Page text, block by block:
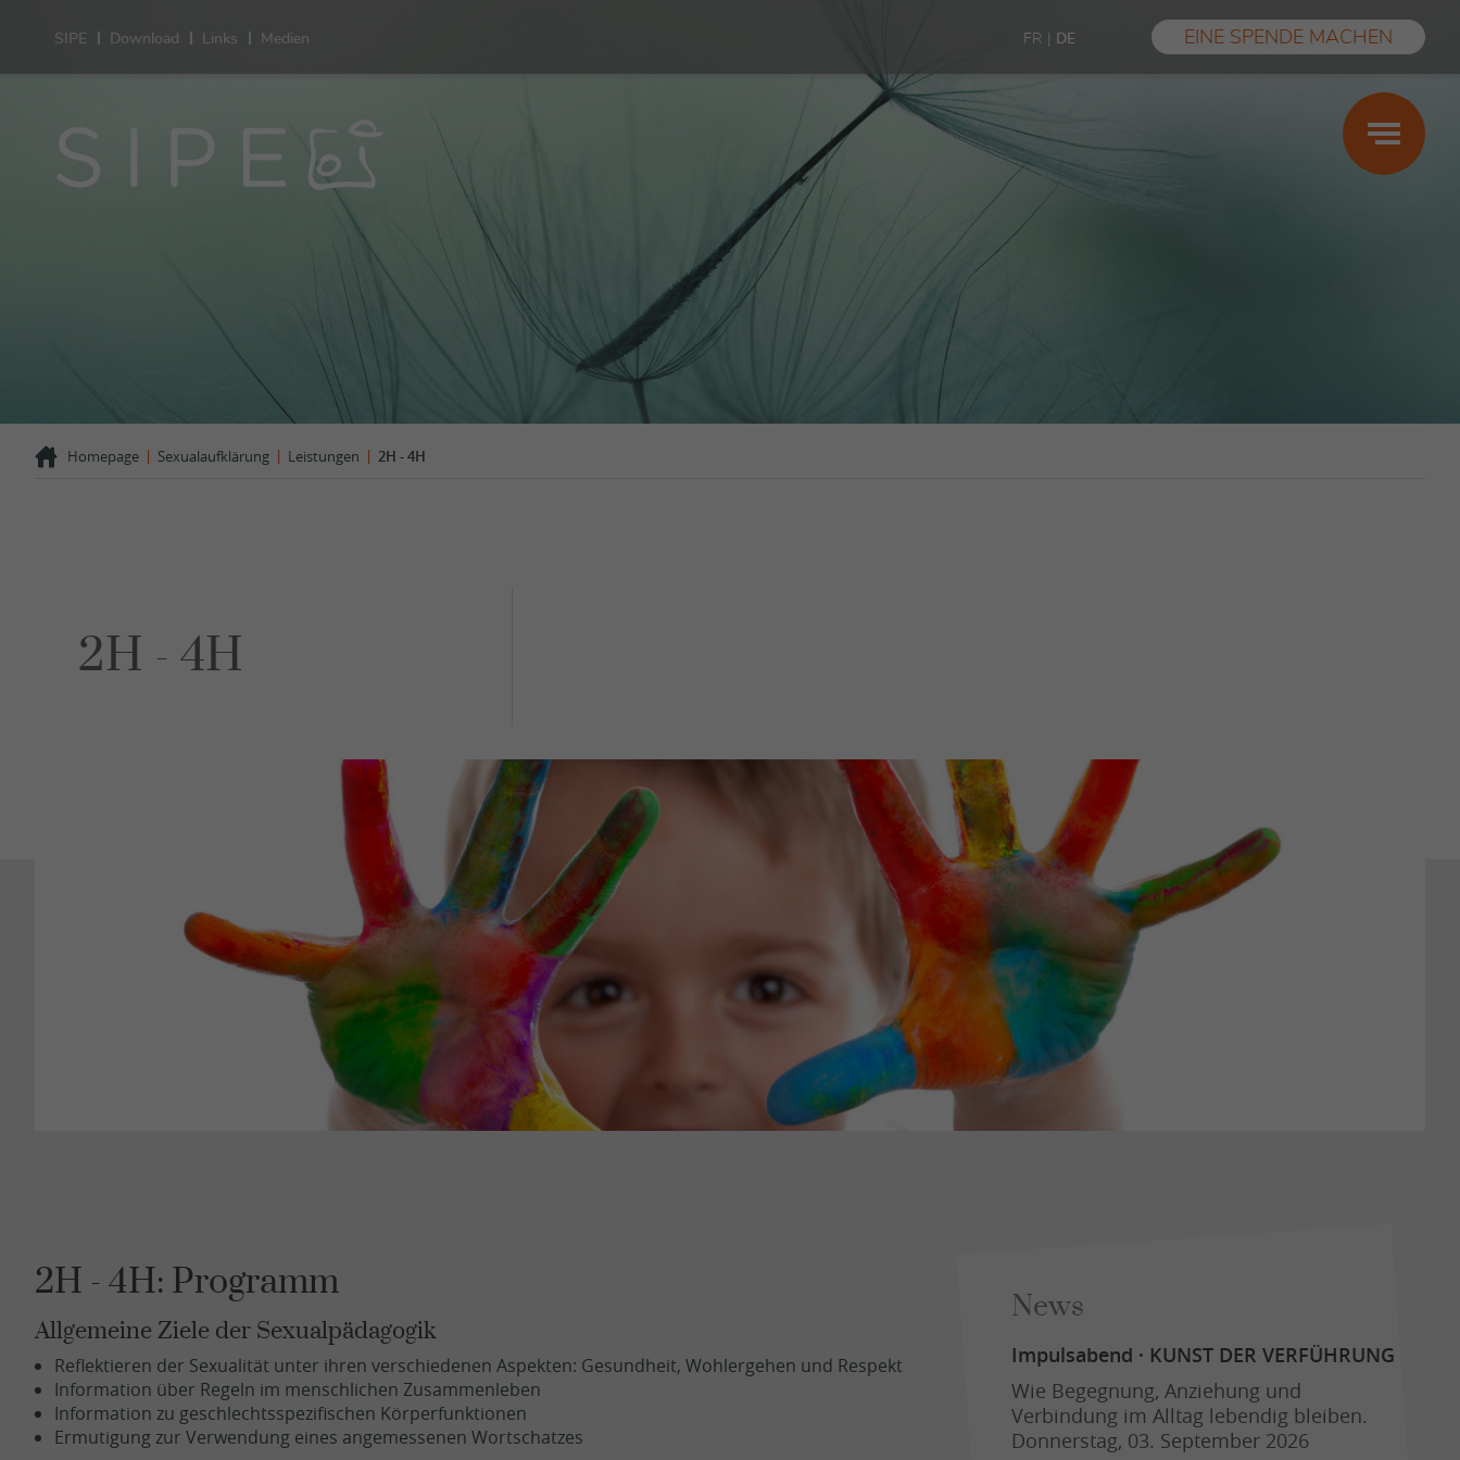
Sexuelle
Gesundheit
Leistungen
Verhütung, Notfallverhütung,
Schwangerschatstest
Ungewollte Schwangerschaft
Sexuelle Gewalt
Auffälliges Sexualverhalten
Paarberatung
Beratungsarten
Sexuelle Gewalt
Tarife
Erfahrungsberichte
Bücher
Schwanger-,
Mutter-,
Vaterschaft
Leistungen
Finanzielle Unterstützung
Les conseils des centres SIPE (nur auf
Französisch)
Beratungszentren
Monthey
Siders
Brig
Vorgeschichte
Spende
Download Links
SIPE Download Links Medien EINE SPENDE MACHEN
FR DE
Homepage | Sexualaufklärung | Leistungen | 2H - 4H
2H - 4H
2H - 4H: Programm
Allgemeine Ziele der Sexualpädagogik
Reflektieren der Sexualität unter ihren verschiedenen Aspekten: Gesundheit, Wohlergehen und Respekt
Information über Regeln im menschlichen Zusammenleben
Information zu geschlechtsspezifischen Körperfunktionen
Ermutigung zur Verwendung eines angemessenen Wortschatzes
News
Impulsabend · KUNST DER VERFÜHRUNG
Wie Begegnung, Anziehung und
Verbindung im Alltag lebendig bleiben.
Donnerstag, 03. September 2026